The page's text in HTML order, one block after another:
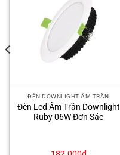
ĐÈN DOWNLIGHT ÂM TRẦN
Đèn Led Âm Trần Downlight
Ruby 06W Đơn Sắc